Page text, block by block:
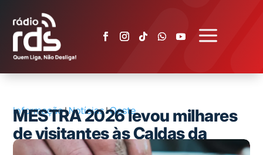
a
Informação|Notícias|Oeste
MESTRA 2026 levou milhares
de visitantes às Caldas da
Rainha